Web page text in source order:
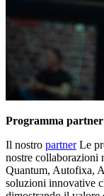
Programma
Il nostro partnerLe
nostre collaborazioni
Quantum, Autofixa,
soluzioni innovative